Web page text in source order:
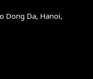
na
Visitar
família
Dong Da, Hanoi,